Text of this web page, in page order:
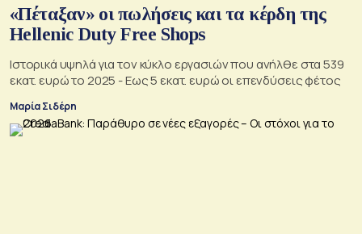
«Πέταξαν» οι πωλήσεις και τα κέρδη της
Hellenic Duty Free Shops
Ιστορικά υψηλά για τον κύκλο εργασιών που ανήλθε στα 539
εκατ. ευρώ το 2025 - Εως 5 εκατ. ευρώ οι επενδύσεις φέτος
Μαρία Σιδέρη